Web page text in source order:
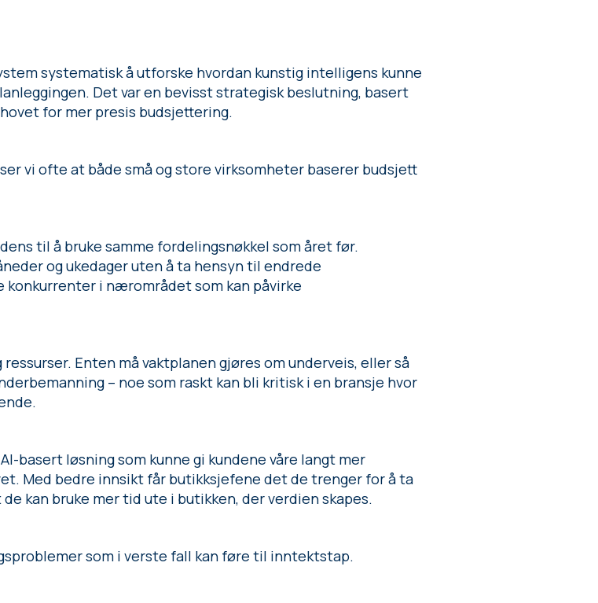
systematisk å utforske hvordan kunstig intelligens kunne
Det var en bevisst strategisk beslutning, basert
for mer presis budsjettering.
vi ofte at både små og store virksomheter baserer budsjett
til å bruke samme fordelingsnøkkel som året før.
og ukedager uten å ta hensyn til endrede
konkurrenter i nærområdet som kan påvirke
Enten må vaktplanen gjøres om underveis, eller så
– noe som raskt kan bli kritisk i en bransje hvor
basert løsning som kunne gi kundene våre langt mer
Med bedre innsikt får butikksjefene det de trenger for å ta
kan bruke mer tid ute i butikken, der verdien skapes.
som i verste fall kan føre til inntektstap.